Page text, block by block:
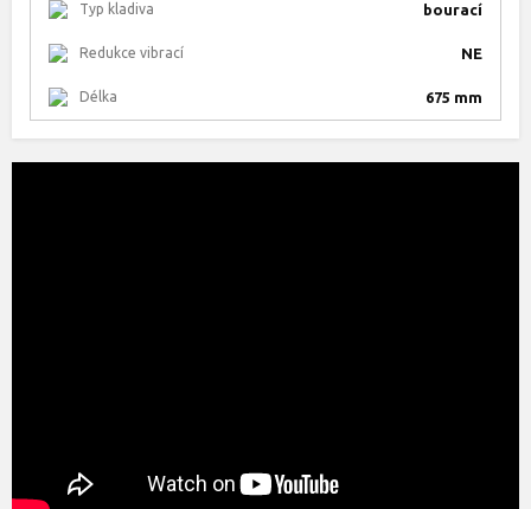
Typ kladiva bourací
Redukce vibrací NE
Délka 675 mm